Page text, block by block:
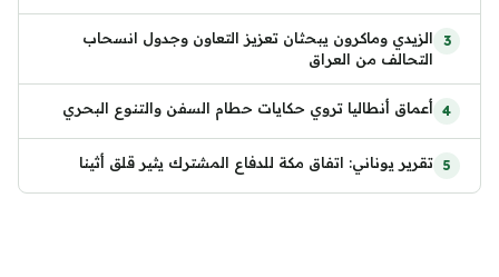
الزيدي وماكرون يبحثان تعزيز التعاون وجدول انسحاب
التحالف من العراق
أعماق أنطاليا تروي حكايات حطام السفن والتنوع البحري
تقرير يوناني: اتفاق مكة للدفاع المشترك يثير قلق أثينا